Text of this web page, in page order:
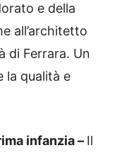
e della
all’architetto
di Ferrara. Un
la qualità e
infanzia – Il